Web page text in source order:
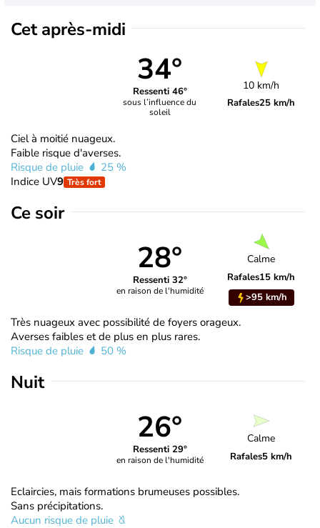
Cet après-midi
34°
Ressenti 46°
sous l’influence du
soleil
10 km/h
Rafales25 km/h
Ciel à moitié nuageux.
Faible risque d'averses.
Risque de pluie
25 %
Indice UV9 Très fort
Ce soir
28°
Ressenti 32°
en raison de l'humidité
Calme
Rafales15 km/h
>95 km/h
Très nuageux avec possibilité de foyers orageux.
Averses faibles et de plus en plus rares.
Risque de pluie
50 %
Nuit
26°
Ressenti 29°
en raison de l'humidité
Calme
Rafales5 km/h
Eclaircies, mais formations brumeuses possibles.
Sans précipitations.
Aucun risque de pluie